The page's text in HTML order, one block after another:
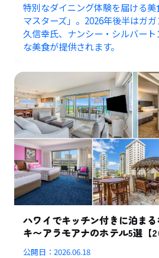
特別なダイニング体験を届ける
マスターズ」。2026年後半はガ
久信幸氏、ナンシー・シルバー
な美食が提供されます。
ハワイでキッチン付きに泊ま
キ〜アラモアナのホテル5選【
公開日：2026.06.18